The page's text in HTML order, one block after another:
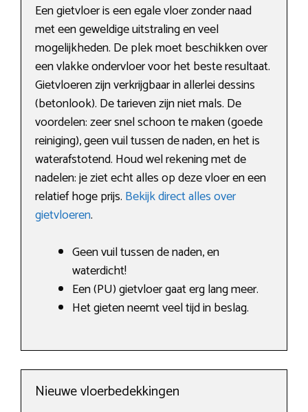
Een gietvloer is een egale vloer zonder naad
met een geweldige uitstraling en veel
mogelijkheden. De plek moet beschikken over
een vlakke ondervloer voor het beste resultaat.
Gietvloeren zijn verkrijgbaar in allerlei dessins
(betonlook). De tarieven zijn niet mals. De
voordelen: zeer snel schoon te maken (goede
reiniging), geen vuil tussen de naden, en het is
waterafstotend. Houd wel rekening met de
nadelen: je ziet echt alles op deze vloer en een
relatief hoge prijs. Bekijk direct alles over
gietvloeren.
Geen vuil tussen de naden, en
waterdicht!
Een (PU) gietvloer gaat erg lang meer.
Het gieten neemt veel tijd in beslag.
Nieuwe vloerbedekkingen